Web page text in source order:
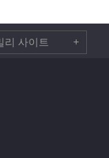
리 사이트 +